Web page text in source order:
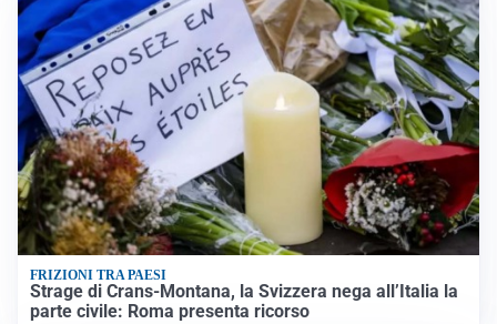
FRIZIONI TRA PAESI
Strage di Crans-Montana, la Svizzera nega all’Italia la
parte civile: Roma presenta ricorso